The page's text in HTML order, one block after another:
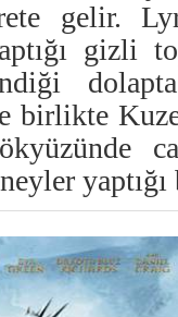
gelir.
gizli
birlikte